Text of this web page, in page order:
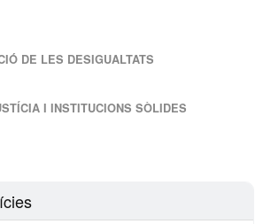
DE LES DESIGUALTATS
I INSTITUCIONS SÒLIDES